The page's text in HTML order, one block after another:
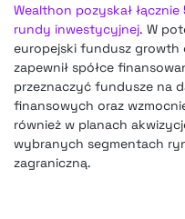
Wealthon pozyskał
rundy inwestycyjnej. W
europejski fundusz growth
zapewnił spółce
przeznaczyć fundusze na
finansowych oraz
również w planach
wybranych segmentach
zagraniczną.